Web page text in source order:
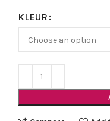
KLEUR